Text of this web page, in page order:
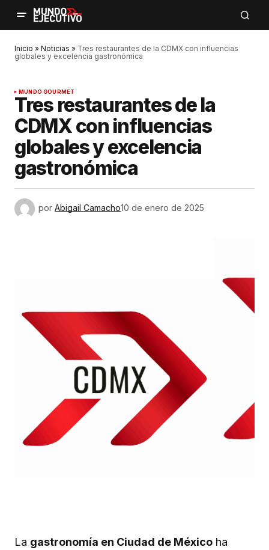
Inicio » Noticias » Tres restaurantes de la CDMX con influencias
globales y excelencia gastronómica
MUNDO GOURMET
Tres restaurantes de la
CDMX con influencias
globales y excelencia
gastronómica
por Abigail Camacho10 de enero de 2025
La gastronomía en Ciudad de México ha